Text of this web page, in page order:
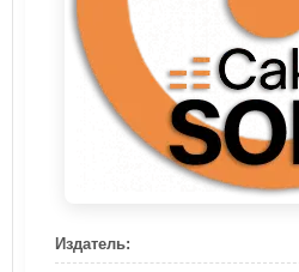
Издатель: